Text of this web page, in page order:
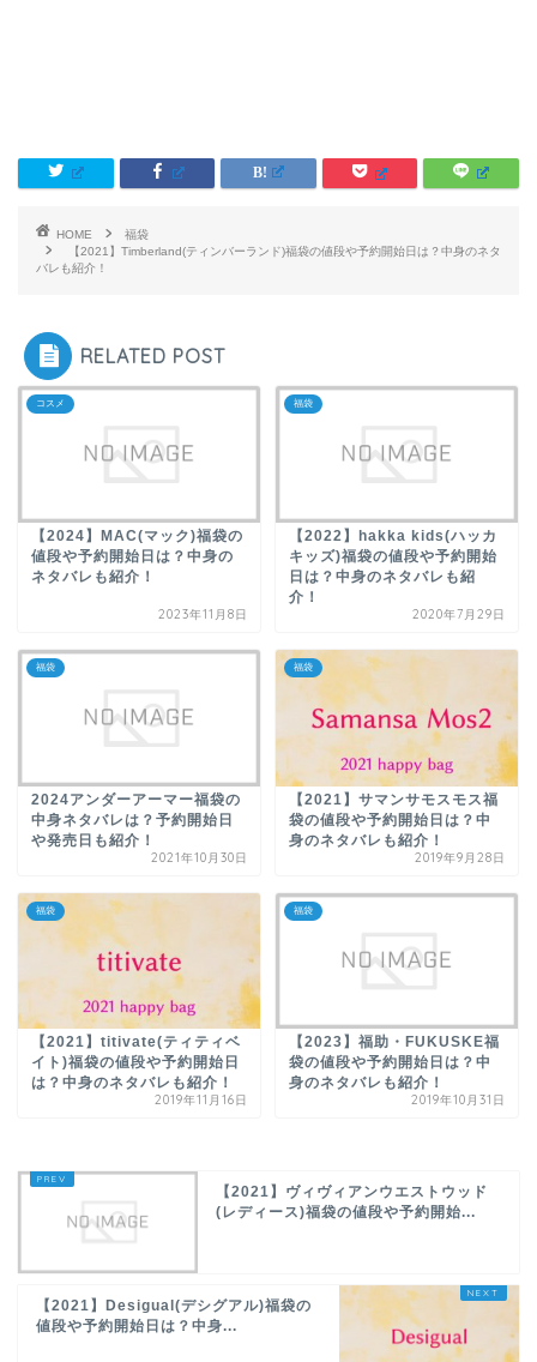
HOME
福袋
【2021】Timberland(ティンバーランド)福袋の値段や予約開始日は？中身のネタ
バレも紹介！
RELATED POST
コスメ
【2024】MAC(マック)福袋の
値段や予約開始日は？中身の
ネタバレも紹介！
2023年11月8日
福袋
【2022】hakka kids(ハッカ
キッズ)福袋の値段や予約開始
日は？中身のネタバレも紹
介！
2020年7月29日
福袋
2024アンダーアーマー福袋の
中身ネタバレは？予約開始日
や発売日も紹介！
2021年10月30日
福袋
【2021】サマンサモスモス福
袋の値段や予約開始日は？中
身のネタバレも紹介！
2019年9月28日
福袋
【2021】titivate(ティティベ
イト)福袋の値段や予約開始日
は？中身のネタバレも紹介！
2019年11月16日
福袋
【2023】福助・FUKUSKE福
袋の値段や予約開始日は？中
身のネタバレも紹介！
2019年10月31日
【2021】ヴィヴィアンウエストウッド
(レディース)福袋の値段や予約開始...
【2021】Desigual(デシグアル)福袋の
値段や予約開始日は？中身...